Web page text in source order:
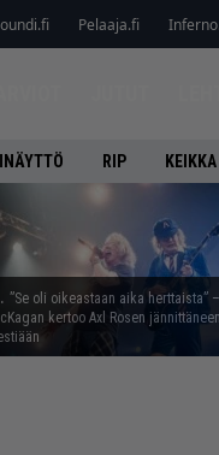
Pelaaja.fi
RIP KEIKKA
”Se oli oikeastaan aika herttaista”
kertoo Axl Rosen